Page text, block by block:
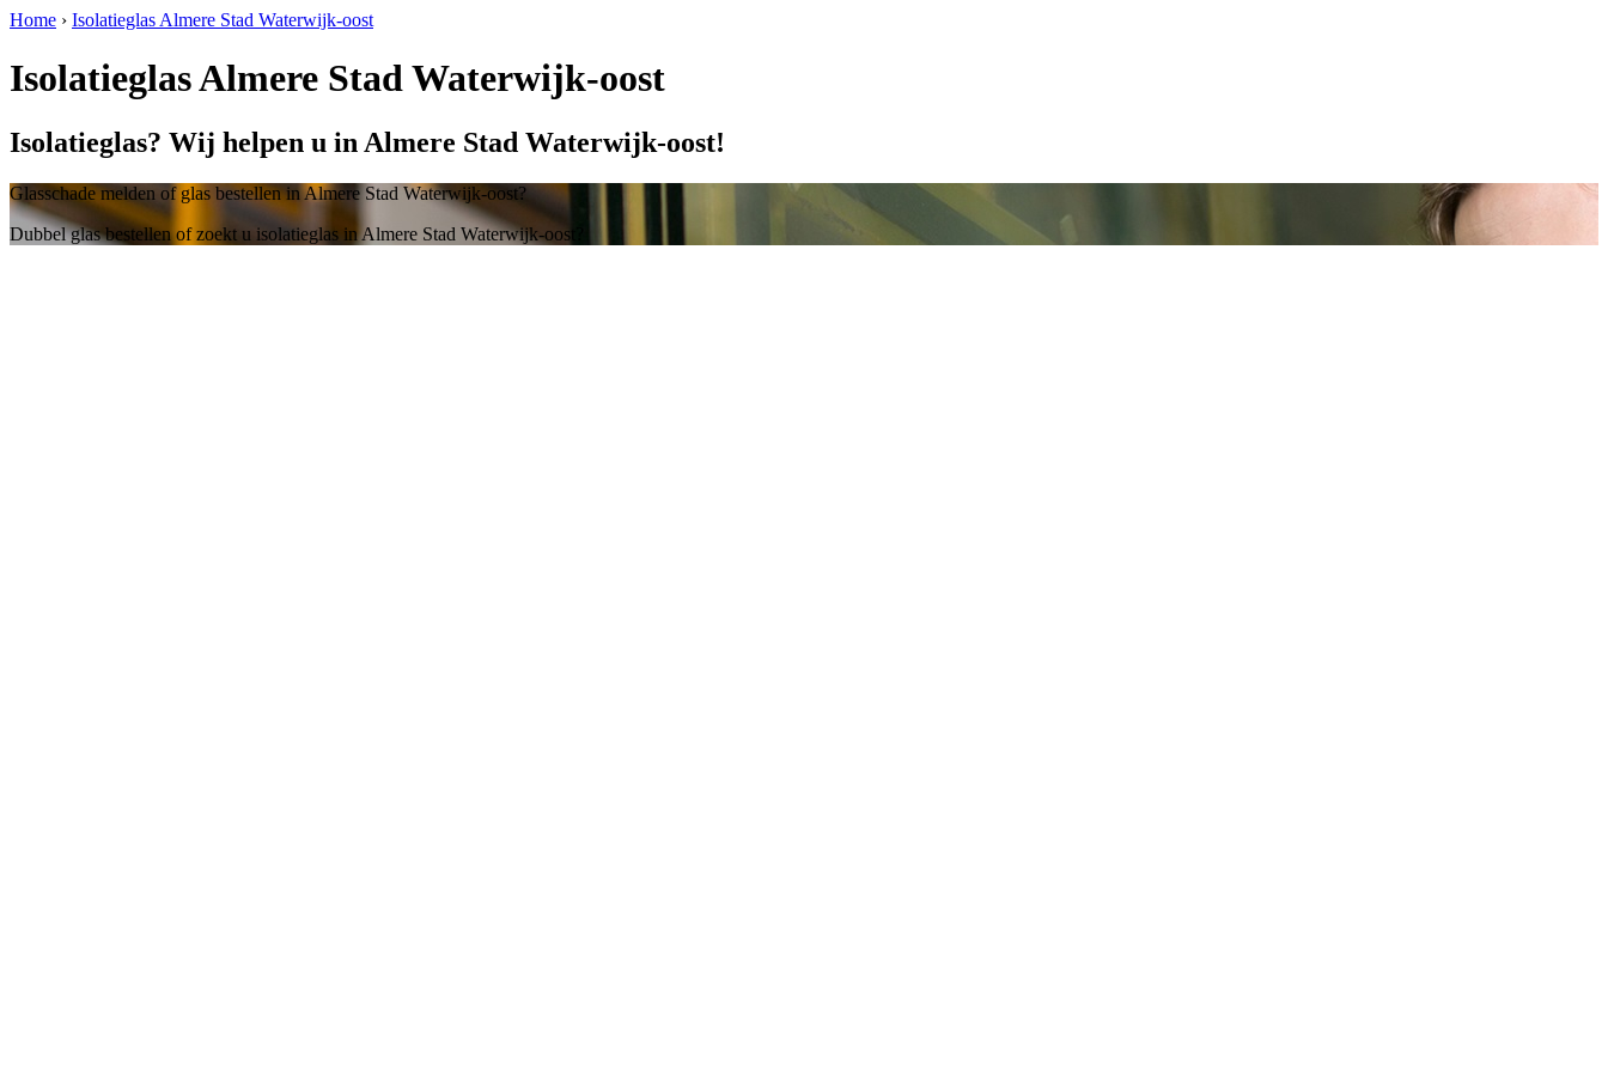
Home › Isolatieglas Almere Stad Waterwijk-oost
Isolatieglas Almere Stad Waterwijk-oost
Isolatieglas? Wij helpen u in Almere Stad Waterwijk-oost!
Glasschade melden of glas bestellen in Almere Stad Waterwijk-oost?
Dubbel glas bestellen of zoekt u isolatieglas in Almere Stad Waterwijk-oost?